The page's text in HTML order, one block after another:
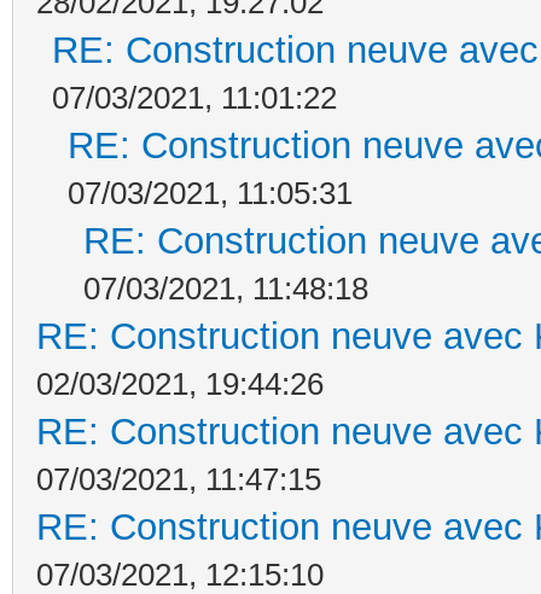
RE: Construction neuve
07/03/2021, 11:01:22
RE: Construction neuve
07/03/2021, 11:05:31
RE: Construction neuve
07/03/2021, 11:48:18
RE: Construction neuve avec
02/03/2021, 19:44:26
RE: Construction neuve avec
07/03/2021, 11:47:15
RE: Construction neuve avec
07/03/2021, 12:15:10